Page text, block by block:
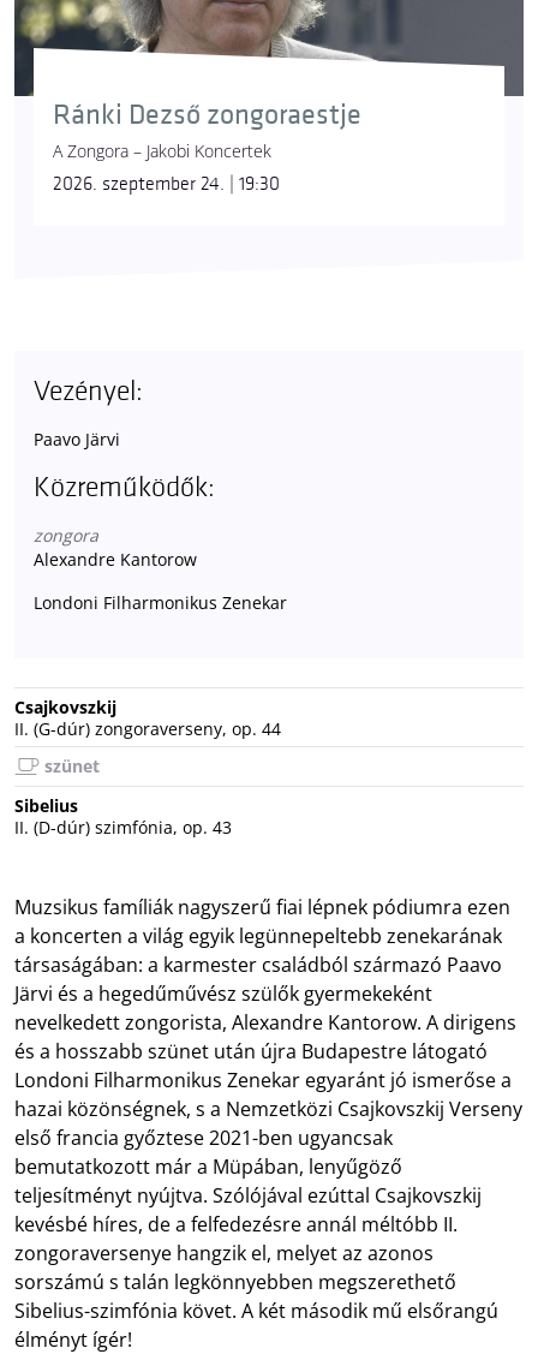
Ránki Dezső zongoraestje
A Zongora – Jakobi Koncertek
2026. szeptember 24. | 19:30
Vezényel:
Paavo Järvi
Közreműködők:
zongora
Alexandre Kantorow
Londoni Filharmonikus Zenekar
Csajkovszkij
II. (G-dúr) zongoraverseny, op. 44
szünet
Sibelius
II. (D-dúr) szimfónia, op. 43
Muzsikus famíliák nagyszerű fiai lépnek pódiumra ezen
a koncerten a világ egyik legünnepeltebb zenekarának
társaságában: a karmester családból származó Paavo
Järvi és a hegedűművész szülők gyermekeként
nevelkedett zongorista, Alexandre Kantorow. A dirigens
és a hosszabb szünet után újra Budapestre látogató
Londoni Filharmonikus Zenekar egyaránt jó ismerőse a
hazai közönségnek, s a Nemzetközi Csajkovszkij Verseny
első francia győztese 2021-ben ugyancsak
bemutatkozott már a Müpában, lenyűgöző
teljesítményt nyújtva. Szólójával ezúttal Csajkovszkij
kevésbé híres, de a felfedezésre annál méltóbb II.
zongoraversenye hangzik el, melyet az azonos
sorszámú s talán legkönnyebben megszerethető
Sibelius-szimfónia követ. A két második mű elsőrangú
élményt ígér!